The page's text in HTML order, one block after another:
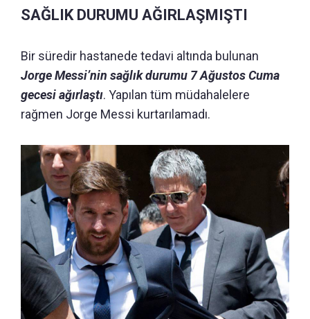
SAĞLIK DURUMU AĞIRLAŞMIŞTI
Bir süredir hastanede tedavi altında bulunan
Jorge Messi’nin sağlık durumu 7 Ağustos Cuma
gecesi ağırlaştı. Yapılan tüm müdahalelere
rağmen Jorge Messi kurtarılamadı.